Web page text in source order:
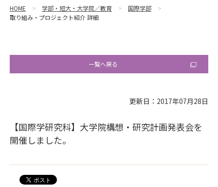
HOME 学部・短大・大学院／教育
国際学部
取り組み・プロジェクト紹介 詳細
一覧へ戻る
更新日：2017年07月28日
【国際学研究科】大学院構想・研究計画発表会を
開催しました。